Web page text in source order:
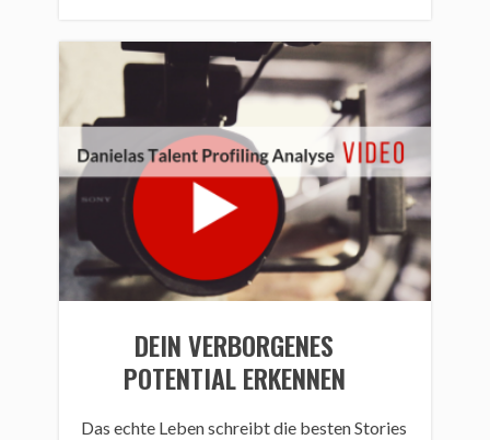
DEIN VERBORGENES
POTENTIAL ERKENNEN
Das echte Leben schreibt die besten Stories